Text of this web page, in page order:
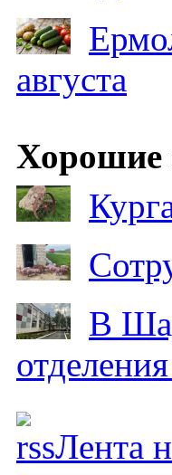
августа
Хорошие
В
Лента